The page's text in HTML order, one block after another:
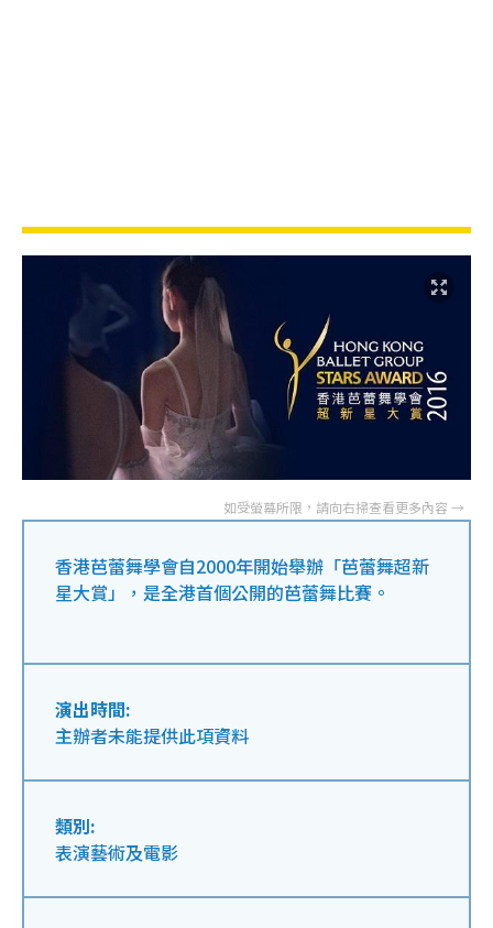
香港芭蕾舞學會自2000年開始舉辦「芭蕾舞超新
星大賞」，是全港首個公開的芭蕾舞比賽。
演出時間:
主辦者未能提供此項資料
類別:
表演藝術及電影